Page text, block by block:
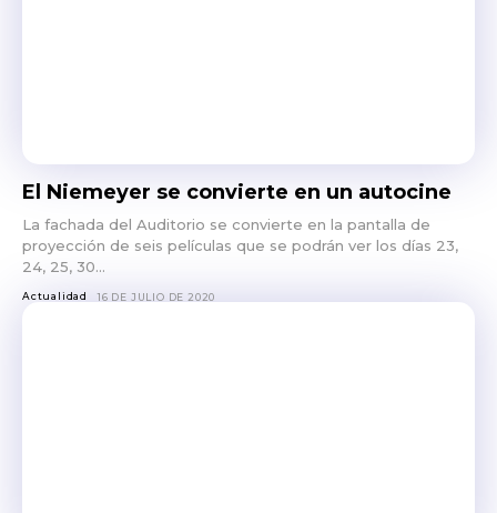
El Niemeyer se convierte en un autocine
La fachada del Auditorio se convierte en la pantalla de
proyección de seis películas que se podrán ver los días 23,
24, 25, 30...
Actualidad 16 DE JULIO DE 2020